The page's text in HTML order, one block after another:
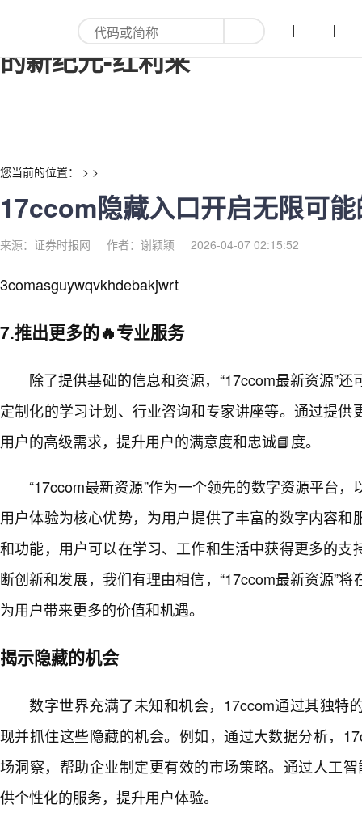
17ccom隐藏入口开启无限可能
的新纪元-红利来
您当前的位置： > >
17ccom隐藏入口开启无限可
来源：证券时报网 作者：谢颖颖 2026-04-07 02:15:52
3comasguywqvkhdebakjwrt
7.推出更多的🔥专业服务
除了提供基础的信息和资源，“17ccom最新资源”
定制化的学习计划、行业咨询和专家讲座等。通过提供
用户的高级需求，提升用户的满意度和忠诚📘度。
“17ccom最新资源”作为一个领先的数字资源平台
用户体验为核心优势，为用户提供了丰富的数字内容和
和功能，用户可以在学习、工作和生活中获得更多的支
断创新和发展，我们有理由相信，“17ccom最新资源”
为用户带来更多的价值和机遇。
揭示隐藏的机会
数字世界充满了未知和机会，17ccom通过其独特
现并抓住这些隐藏的机会。例如，通过大数据分析，
场洞察，帮助企业制定更有效的市场策略。通过人工
供个性化的服务，提升用户体验。